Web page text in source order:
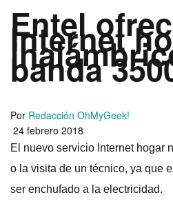
Entel
Internet
banda
Por Redacción OhMyGeek!
24 febrero 2018
El nuevo servicio Internet hogar
o la visita de un técnico, ya que
ser enchufado a la electricidad.